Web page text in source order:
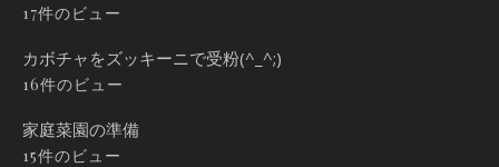
17件のビュー
カボチャをズッキーニで受粉(^_^;)
16件のビュー
家庭菜園の準備
15件のビュー